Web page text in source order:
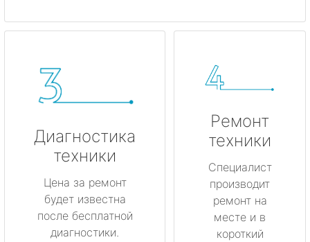
Диагностика
техники
Цена за ремонт
будет известна
после бесплатной
диагностики.
Ремонт
техники
Специалист
производит
ремонт на
месте и в
короткий